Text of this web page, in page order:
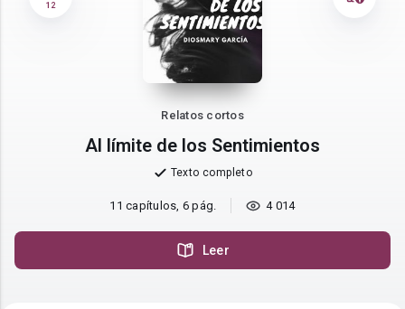
12
Relatos cortos
Al límite de los Sentimientos
Texto completo
11 capítulos, 6 pág. 4 014
Leer